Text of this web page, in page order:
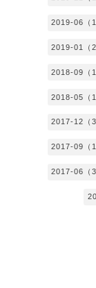
2019-06（1
2019-01（2
2018-09（1
2018-05（1
2017-12（3
2017-09（1
2017-06（3